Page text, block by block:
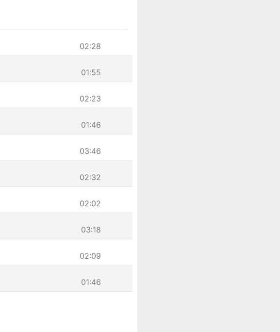
02:28
01:55
02:23
01:46
03:46
02:32
02:02
03:18
02:09
01:46